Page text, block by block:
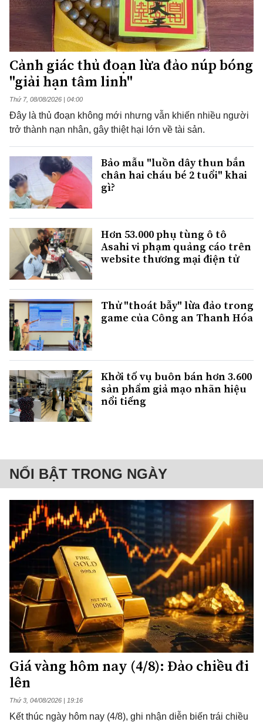
Cảnh giác thủ đoạn lừa đảo núp bóng
"giải hạn tâm linh"
Thứ 7, 08/08/2026 | 04:00
Đây là thủ đoạn không mới nhưng vẫn khiến nhiều người
trở thành nạn nhân, gây thiệt hại lớn về tài sản.
Bảo mẫu "luồn dây thun bắn
chân hai cháu bé 2 tuổi" khai
gì?
Hơn 53.000 phụ tùng ô tô
Asahi vi phạm quảng cáo trên
website thương mại điện tử
Thử "thoát bẫy" lừa đảo trong
game của Công an Thanh Hóa
Khởi tố vụ buôn bán hơn 3.600
sản phẩm giả mạo nhãn hiệu
nổi tiếng
NỔI BẬT TRONG NGÀY
Giá vàng hôm nay (4/8): Đảo chiều đi
lên
Thứ 3, 04/08/2026 | 19:16
Kết thúc ngày hôm nay (4/8), ghi nhận diễn biến trái chiều